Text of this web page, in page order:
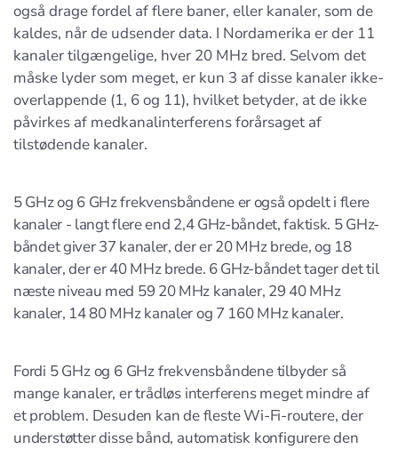
også drage fordel af flere baner, eller kanaler, som de
kaldes, når de udsender data. I Nordamerika er der 11
kanaler tilgængelige, hver 20 MHz bred. Selvom det
måske lyder som meget, er kun 3 af disse kanaler ikke-
overlappende (1, 6 og 11), hvilket betyder, at de ikke
påvirkes af medkanalinterferens forårsaget af
tilstødende kanaler.
5 GHz og 6 GHz frekvensbåndene er også opdelt i flere
kanaler - langt flere end 2,4 GHz-båndet, faktisk. 5 GHz-
båndet giver 37 kanaler, der er 20 MHz brede, og 18
kanaler, der er 40 MHz brede. 6 GHz-båndet tager det til
næste niveau med 59 20 MHz kanaler, 29 40 MHz
kanaler, 14 80 MHz kanaler og 7 160 MHz kanaler.
Fordi 5 GHz og 6 GHz frekvensbåndene tilbyder så
mange kanaler, er trådløs interferens meget mindre af
et problem. Desuden kan de fleste Wi-Fi-routere, der
understøtter disse bånd, automatisk konfigurere den